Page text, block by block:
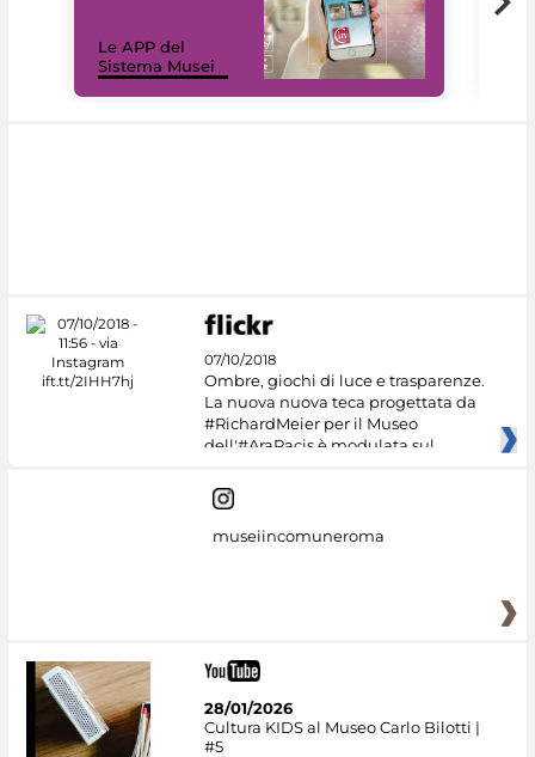
Le APP del
Sistema Musei
07/10/2018
Ombre, giochi di luce e trasparenze.
La nuova nuova teca progettata da
#RichardMeier per il Museo
dell'#AraPacis è modulata sul
museiincomuneroma
28/01/2026
Cultura KIDS al Museo Carlo Bilotti |
#5